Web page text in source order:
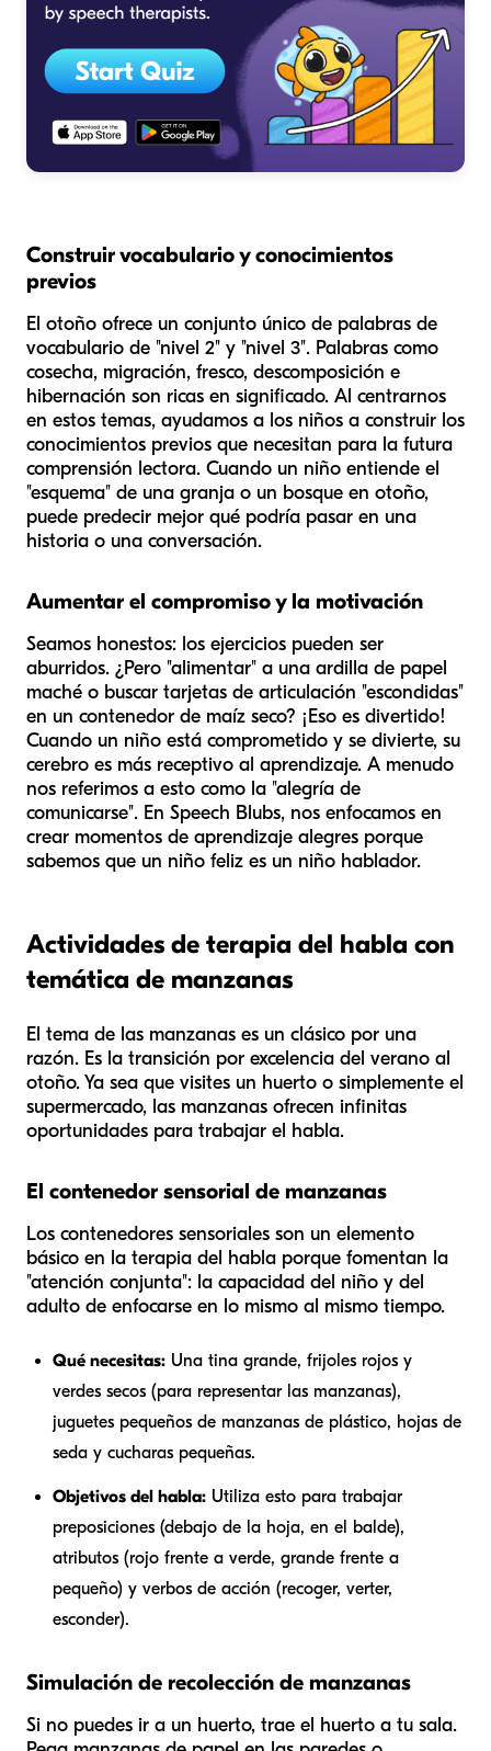
Construir vocabulario y conocimientos
previos
El otoño ofrece un conjunto único de palabras de
vocabulario de "nivel 2" y "nivel 3". Palabras como
cosecha, migración, fresco, descomposición e
hibernación son ricas en significado. Al centrarnos
en estos temas, ayudamos a los niños a construir los
conocimientos previos que necesitan para la futura
comprensión lectora. Cuando un niño entiende el
"esquema" de una granja o un bosque en otoño,
puede predecir mejor qué podría pasar en una
historia o una conversación.
Aumentar el compromiso y la motivación
Seamos honestos: los ejercicios pueden ser
aburridos. ¿Pero "alimentar" a una ardilla de papel
maché o buscar tarjetas de articulación "escondidas"
en un contenedor de maíz seco? ¡Eso es divertido!
Cuando un niño está comprometido y se divierte, su
cerebro es más receptivo al aprendizaje. A menudo
nos referimos a esto como la "alegría de
comunicarse". En Speech Blubs, nos enfocamos en
crear momentos de aprendizaje alegres porque
sabemos que un niño feliz es un niño hablador.
Actividades de terapia del habla con
temática de manzanas
El tema de las manzanas es un clásico por una
razón. Es la transición por excelencia del verano al
otoño. Ya sea que visites un huerto o simplemente el
supermercado, las manzanas ofrecen infinitas
oportunidades para trabajar el habla.
El contenedor sensorial de manzanas
Los contenedores sensoriales son un elemento
básico en la terapia del habla porque fomentan la
"atención conjunta": la capacidad del niño y del
adulto de enfocarse en lo mismo al mismo tiempo.
Qué necesitas: Una tina grande, frijoles rojos y
verdes secos (para representar las manzanas),
juguetes pequeños de manzanas de plástico, hojas de
seda y cucharas pequeñas.
Objetivos del habla: Utiliza esto para trabajar
preposiciones (debajo de la hoja, en el balde),
atributos (rojo frente a verde, grande frente a
pequeño) y verbos de acción (recoger, verter,
esconder).
Simulación de recolección de manzanas
Si no puedes ir a un huerto, trae el huerto a tu sala.